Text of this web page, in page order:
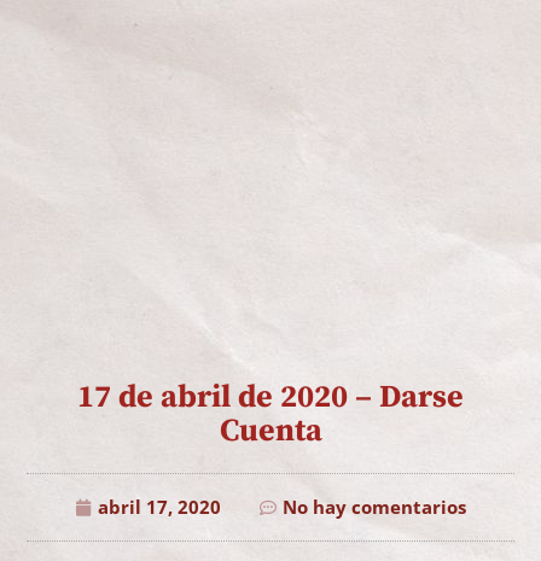
17 de abril de 2020 – Darse
Cuenta
abril 17, 2020 No hay comentarios